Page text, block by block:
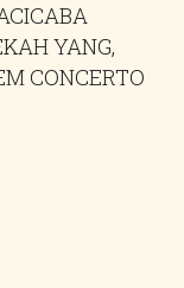
YANG,
CONCERTO